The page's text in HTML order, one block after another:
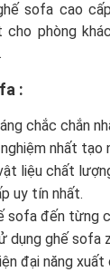
sofa cao
cho phòng
:
chắc chắn
nhất tạo
liệu chất
uy tín nhất.
sofa đến từng
dụng ghế sofa
đại năng xuất